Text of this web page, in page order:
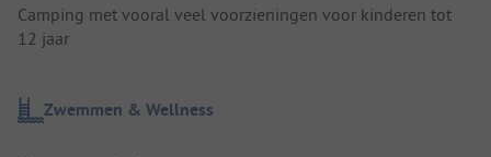
Camping met vooral veel voorzieningen voor kinderen tot
12 jaar
Zwemmen & Wellness